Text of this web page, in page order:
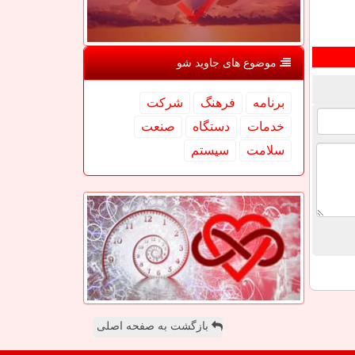
موضوع های جاوید شو
برنامه فرهنگ
شركت
خدمات
دستگاه
صنعت
سلامت
سیستم
بازگشت به صفحه اصلی